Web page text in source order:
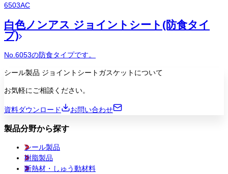
6503AC
白色ノンアス ジョイントシート(防食タイ
プ)
No.6053の防食タイプです。
シール製品 ジョイントシートガスケット について
お気軽にご相談ください。
資料ダウンロード お問い合わせ
製品分野から探す
シール製品
樹脂製品
断熱材・しゅう動材料